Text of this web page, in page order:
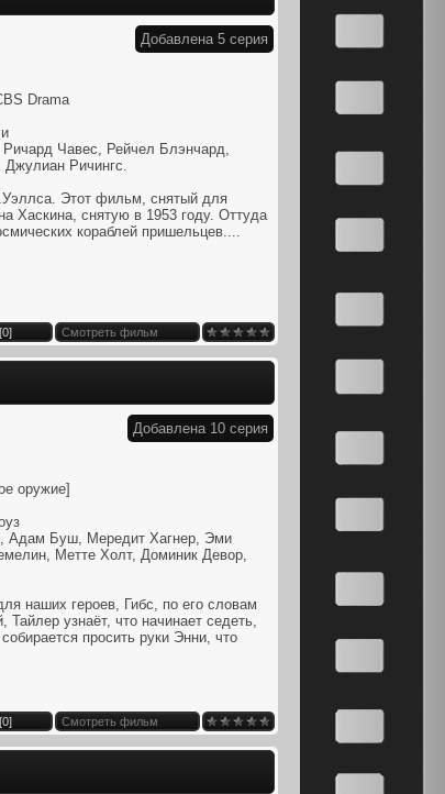
Добавлена 5 серия
Drama
Чавес, Рейчел Блэнчард,
Ричингс.
Этот фильм, снятый для
Хаскина, снятую в 1953 году. Оттуда
кораблей пришельцев....
0] Смотреть фильм
Добавлена 10 серия
оружие]
Адам Буш, Мередит Хагнер, Эми
Метте Холт, Доминик Девор,
наших героев, Гибс, по его словам
узнаёт, что начинает седеть,
просить руки Энни, что
0] Смотреть фильм